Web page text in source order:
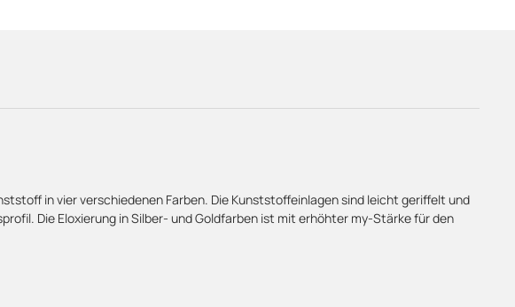
in vier verschiedenen Farben. Die Kunststoffeinlagen sind leicht geriffelt und
Die Eloxierung in Silber- und Goldfarben ist mit erhöhter my-Stärke für den